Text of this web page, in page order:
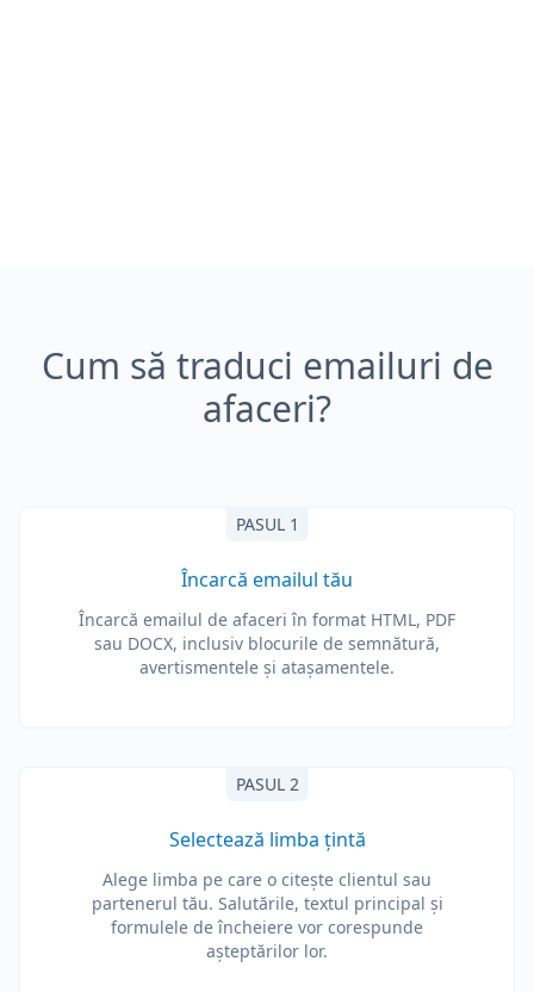
Cum să traduci emailuri de
afaceri?
PASUL 1
Încarcă emailul tău
Încarcă emailul de afaceri în format HTML, PDF
sau DOCX, inclusiv blocurile de semnătură,
avertismentele și atașamentele.
PASUL 2
Selectează limba țintă
Alege limba pe care o citește clientul sau
partenerul tău. Salutările, textul principal și
formulele de încheiere vor corespunde
așteptărilor lor.